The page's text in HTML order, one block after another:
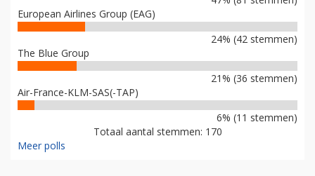
European Airlines Group (EAG)
24% (42 stemmen)
The Blue Group
21% (36 stemmen)
Air-France-KLM-SAS(-TAP)
6% (11 stemmen)
Totaal aantal stemmen: 170
Meer polls